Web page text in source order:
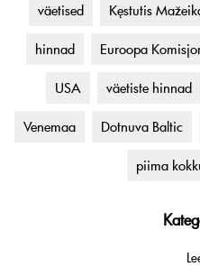
väetised Kęstutis
hinnad Euroopa
USA väetiste hinnad
Venemaa Dotnuva Baltic
piima